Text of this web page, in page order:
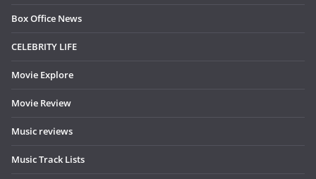
Box Office News
CELEBRITY LIFE
Movie Explore
Movie Review
Music reviews
Music Track Lists